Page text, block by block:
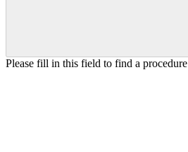
Please fill in this field to find a procedure